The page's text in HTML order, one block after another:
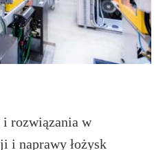
rozwiązania w
i naprawy łożysk